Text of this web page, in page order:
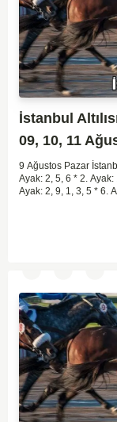
İstanbul
09, 10, 11
9 Ağustos Pazar
Ayak: 2, 5, 6 * 2. Ayak:
Ayak: 2, 9, 1, 3, 5 * 6.